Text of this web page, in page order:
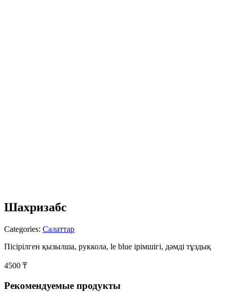
Шахризабс
Categories: Салаттар
Пісірілген қызылша, руккола, le blue ірімшігі, дəмді тұздық
4500 ₸
Рекомендуемые продукты